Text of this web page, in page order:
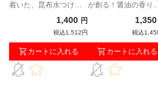
つけそば（塩）
着いた、昆布水つけめ
1,400 円
税込1,512円
カートに入れる
が創る！醤油の香り
1,350
税込
カートに入れる